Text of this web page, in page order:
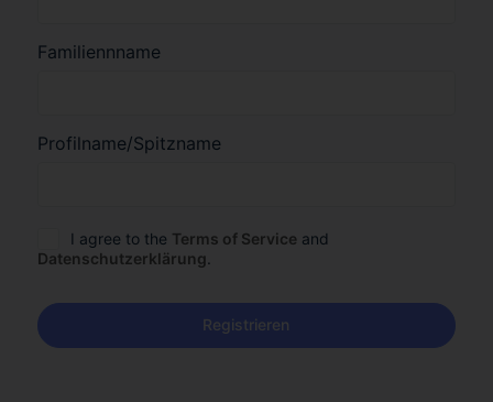
Familiennname
Profilname/Spitzname
I agree to the Terms of Service and
Datenschutzerklärung